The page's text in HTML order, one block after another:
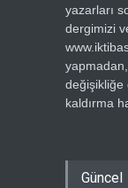
yazarları
dergimizi
değişikliğe
kaldırma
Güncel